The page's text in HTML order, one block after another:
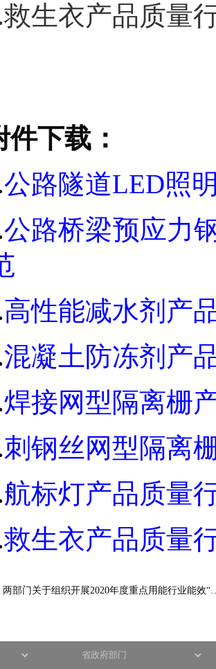
救生衣产品质量
件下载：
公路隧道LED照
公路桥梁预应力
高性能减水剂产
混凝土防冻剂产
焊接网型隔离栅
刺钢丝网型隔离
航标灯产品质量
救生衣产品质量
两部门关于组织开展2020年度重点用能行业能效